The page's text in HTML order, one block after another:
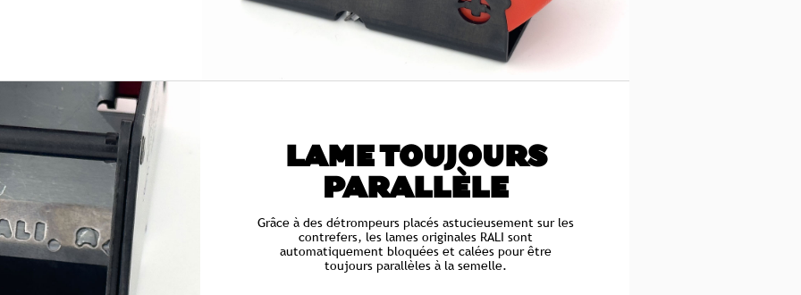
LAME TOUJOURS
PARALLÈLE
Grâce à des détrompeurs placés astucieusement sur les
contrefers, les lames originales RALI sont
automatiquement bloquées et calées pour être
toujours parallèles à la semelle.